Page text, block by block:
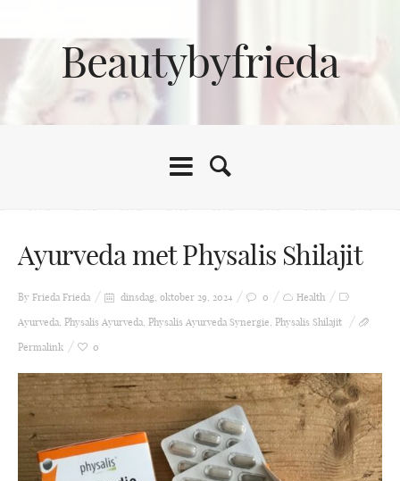
Beautybyfrieda
Ayurveda met Physalis Shilajit
By Frieda Frieda dinsdag, oktober 29, 2024 0
Health
Ayurveda, Physalis Ayurveda, Physalis Ayurveda Synergie, Physalis Shilajit
Permalink
0